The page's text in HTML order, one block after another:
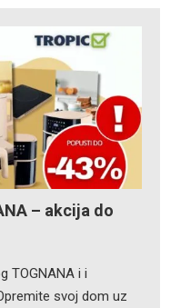
– akcija do
TOGNANA i i
svoj dom uz